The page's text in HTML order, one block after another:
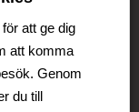
med
att ge dig
att komma
Genom
du till